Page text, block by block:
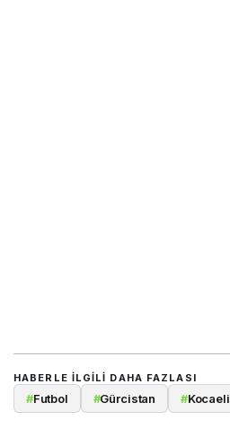
HABERLE ILGILI DAHA FAZLASI
#Futbol #Gürcistan #Kocaeli